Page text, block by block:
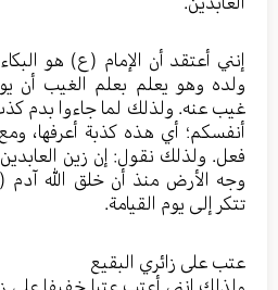
إنني أعتقد أن الإمام (ع) هو
ولده وهو يعلم بعلم الغيب
غيب عنه. ولذلك لما جاءوا بدم
أنفسكم؛ أي هذه كذبة أعرفها،
فعل. ولذلك نقول: إن زين
وجه الأرض منذ أن خلق الله آدم
تتكر إلى يوم القيامة.
عتب على زائري البقيع
ولذلك إنني أعتب عتبا خفيفا على